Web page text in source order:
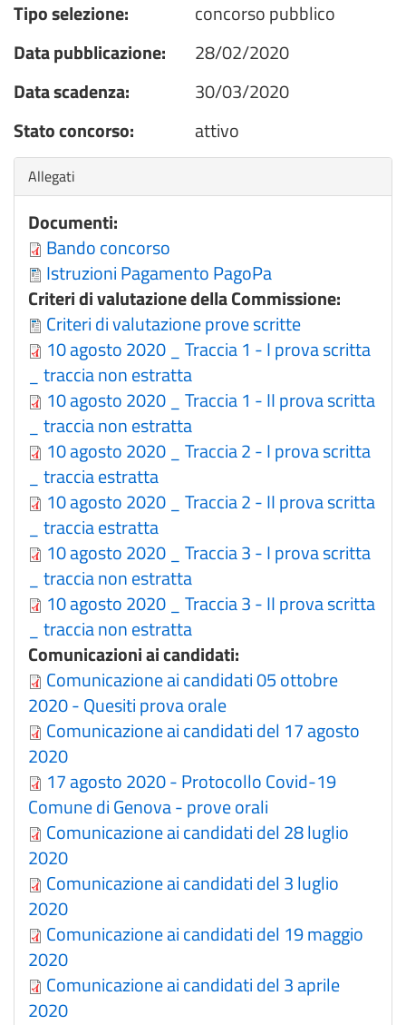
Tipo selezione:
concorso pubblico
Data pubblicazione:
28/02/2020
Data scadenza:
30/03/2020
Stato concorso:
attivo
Nascondi
Allegati
Documenti:
Bando concorso
Istruzioni Pagamento PagoPa
Criteri di valutazione della Commissione:
Criteri di valutazione prove scritte
10 agosto 2020 _ Traccia 1 - I prova scritta
_ traccia non estratta
10 agosto 2020 _ Traccia 1 - II prova scritta
_ traccia non estratta
10 agosto 2020 _ Traccia 2 - I prova scritta
_ traccia estratta
10 agosto 2020 _ Traccia 2 - II prova scritta
_ traccia estratta
10 agosto 2020 _ Traccia 3 - I prova scritta
_ traccia non estratta
10 agosto 2020 _ Traccia 3 - II prova scritta
_ traccia non estratta
Comunicazioni ai candidati:
Comunicazione ai candidati 05 ottobre
2020 - Quesiti prova orale
Comunicazione ai candidati del 17 agosto
2020
17 agosto 2020 - Protocollo Covid-19
Comune di Genova - prove orali
Comunicazione ai candidati del 28 luglio
2020
Comunicazione ai candidati del 3 luglio
2020
Comunicazione ai candidati del 19 maggio
2020
Comunicazione ai candidati del 3 aprile
2020